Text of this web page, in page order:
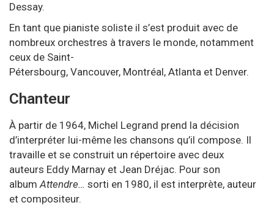
Dessay.
En tant que pianiste soliste il s’est produit avec de
nombreux orchestres à travers le monde, notamment
ceux de Saint-
Pétersbourg, Vancouver, Montréal, Atlanta et Denver.
Chanteur
À partir de 1964, Michel Legrand prend la décision
d’interpréter lui-même les chansons qu’il compose. Il
travaille et se construit un répertoire avec deux
auteurs Eddy Marnay et Jean Dréjac. Pour son
albumAttendre… sorti en 1980, il est interprète, auteur
et compositeur.